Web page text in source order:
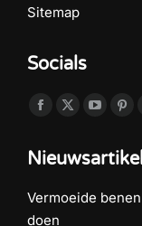
Sitemap
Socials
Vind ons op:
Facebook
opens
new
X
opens
new
opens
new
new
Vermoeide
doen